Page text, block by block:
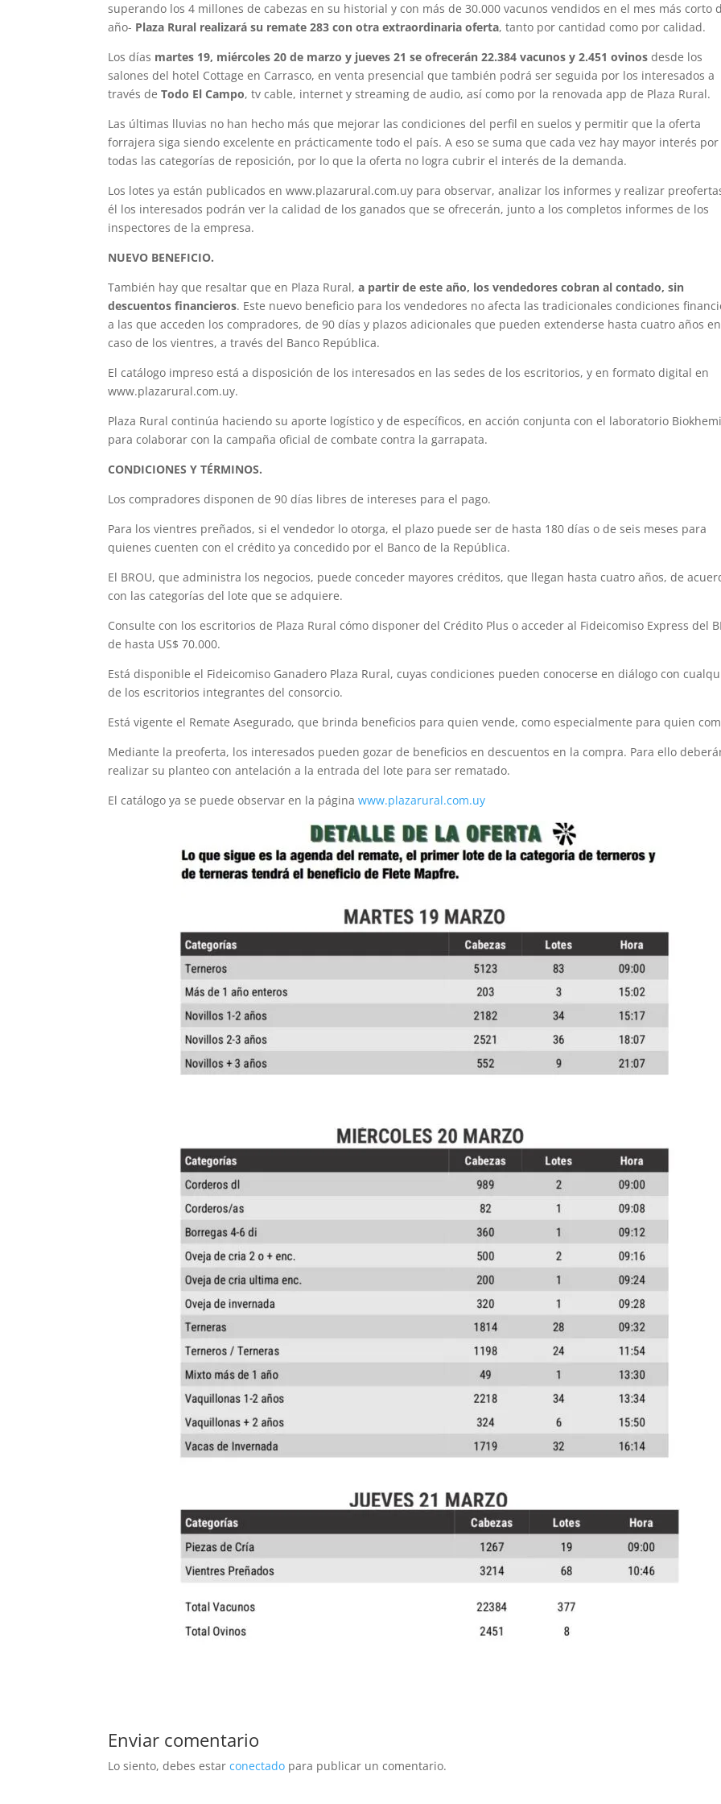
superando los 4 millones de cabezas en su historial y con más de 30.000 vacunos vendidos en el mes más corto
año- Plaza Rural realizará su remate 283 con otra extraordinaria oferta, tanto por cantidad como por calidad.
Los días martes 19, miércoles 20 de marzo y jueves 21 se ofrecerán 22.384 vacunos y 2.451 ovinos desde los
salones del hotel Cottage en Carrasco, en venta presencial que también podrá ser seguida por los interesados a
través deTodo El Campo, tv cable, internet y streaming de audio, así como por la renovada app de Plaza Rural.
Las últimas lluvias no han hecho más que mejorar las condiciones del perfil en suelos y permitir que la oferta
forrajera siga siendo excelente en prácticamente todo el país. A eso se suma que cada vez hay mayor interés por
todas las categorías de reposición, por lo que la oferta no logra cubrir el interés de la demanda.
Los lotes ya están publicados en www.plazarural.com.uy para observar, analizar los informes y realizar
él los interesados podrán ver la calidad de los ganados que se ofrecerán, junto a los completos informes de los
inspectores de la empresa.
NUEVO BENEFICIO.
También hay que resaltar que en Plaza Rural,a partir de este año, los vendedores cobran al contado, sin
descuentos financieros. Este nuevo beneficio para los vendedores no afecta las tradicionales condiciones
a las que acceden los compradores, de 90 días y plazos adicionales que pueden extenderse hasta cuatro años
caso de los vientres, a través del Banco República.
El catálogo impreso está a disposición de los interesados en las sedes de los escritorios, y en formato digital en
www.plazarural.com.uy.
Plaza Rural continúa haciendo su aporte logístico y de específicos, en acción conjunta con el laboratorio
para colaborar con la campaña oficial de combate contra la garrapata.
CONDICIONES Y TÉRMINOS.
Los compradores disponen de 90 días libres de intereses para el pago.
Para los vientres preñados, si el vendedor lo otorga, el plazo puede ser de hasta 180 días o de seis meses para
quienes cuenten con el crédito ya concedido por el Banco de la República.
El BROU, que administra los negocios, puede conceder mayores créditos, que llegan hasta cuatro años, de
con las categorías del lote que se adquiere.
Consulte con los escritorios de Plaza Rural cómo disponer del Crédito Plus o acceder al Fideicomiso Express del
de hasta US$ 70.000.
Está disponible el Fideicomiso Ganadero Plaza Rural, cuyas condiciones pueden conocerse en diálogo con
de los escritorios integrantes del consorcio.
Está vigente el Remate Asegurado, que brinda beneficios para quien vende, como especialmente para quien
Mediante la preoferta, los interesados pueden gozar de beneficios en descuentos en la compra. Para ello
realizar su planteo con antelación a la entrada del lote para ser rematado.
El catálogo ya se puede observar en la páginawww.plazarural.com.uy
Enviar comentario
Lo siento, debes estarconectado para publicar un comentario.